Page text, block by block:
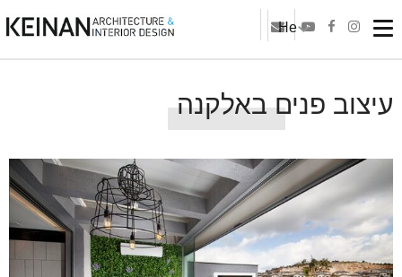
He
עיצוב פנים באלקנה